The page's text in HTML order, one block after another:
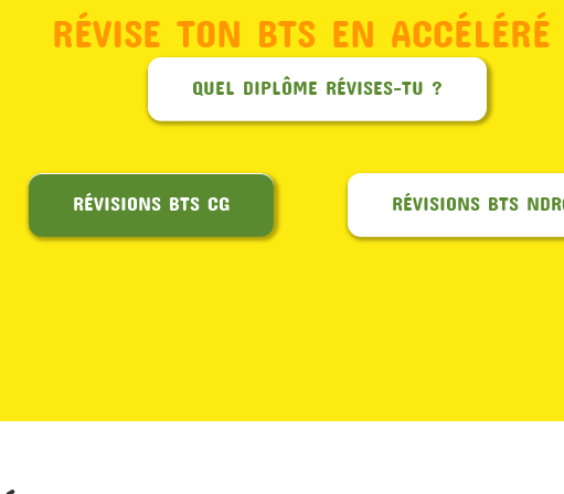
RÉVISE TON BTS EN
QUEL DIPLÔME RÉVISES-TU ?
RÉVISIONS BTS CG RÉVISIONS BTS